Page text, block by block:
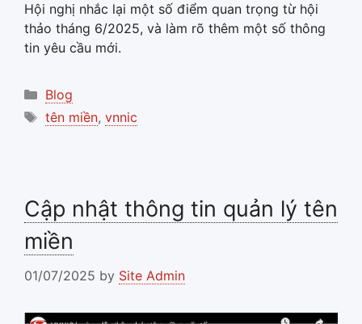
Hội nghị nhắc lại một số điểm quan trọng từ hội
thảo tháng 6/2025, và làm rõ thêm một số thông
tin yêu cầu mới.
Categories
Blog
Tags
tên miền, vnnic
Cập nhật thông tin quản lý tên
miền
01/07/2025 by Site Admin